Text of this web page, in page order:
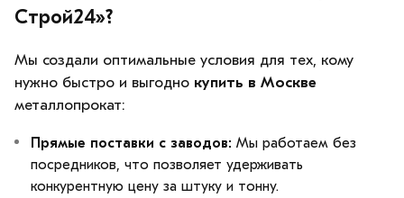
Строй24»?
Мы создали оптимальные условия для тех, кому
нужно быстро и выгодно купить в Москве
металлопрокат:
Прямые поставки с заводов: Мы работаем без
посредников, что позволяет удерживать
конкурентную цену за штуку и тонну.